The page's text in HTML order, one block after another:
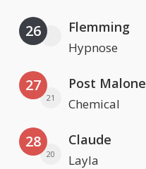
26 Flemming
Hypnose
27
21
Post Malone
Chemical
28
20
Claude
Layla